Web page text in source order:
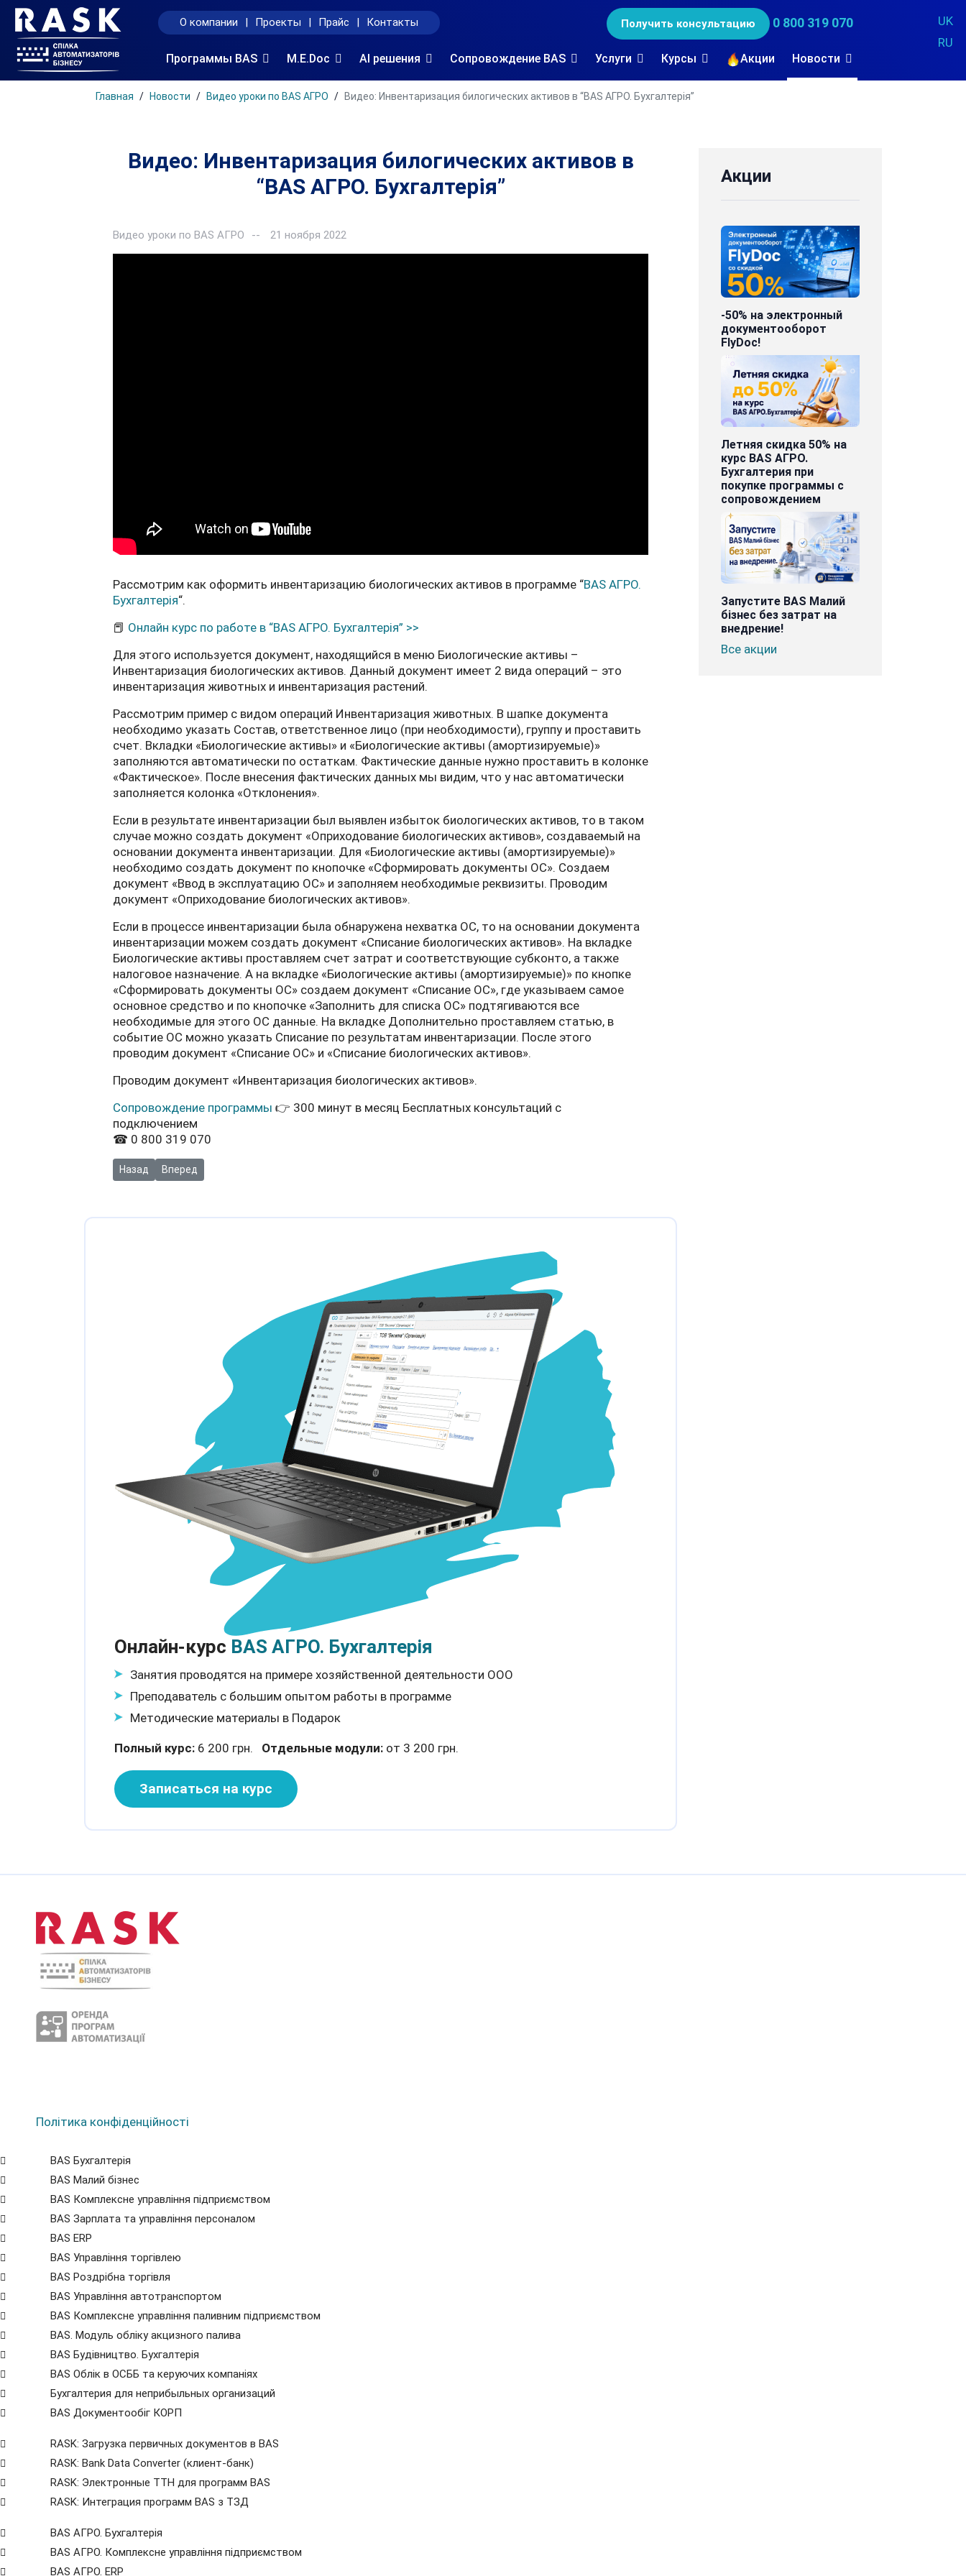
О компании | Проекты | Прайс | Контакты Получить консультацию 0 800 319 070
UK
RU
Программы BAS M.E.Doc AI решения Сопровождение BAS Услуги Курсы Акции Новости
Главная Новости Видео уроки по BAS АГРО Видео: Инвентаризация билогических активов в “BAS АГРО. Бухгалтерія”
Видео: Инвентаризация билогических активов в
“BAS АГРО. Бухгалтерія”
Видео уроки по BAS АГРО 21 ноября 2022
Рассмотрим как оформить инвентаризацию биологических активов в программе “BAS АГРО.
Бухгалтерія“.
📕 Онлайн курс по работе в “BAS АГРО. Бухгалтерія” >>
Для этого используется документ, находящийся в меню Биологические активы –
Инвентаризация биологических активов. Данный документ имеет 2 вида операций – это
инвентаризация животных и инвентаризация растений.
Рассмотрим пример с видом операций Инвентаризация животных. В шапке документа
необходимо указать Состав, ответственное лицо (при необходимости), группу и проставить
счет. Вкладки «Биологические активы» и «Биологические активы (амортизируемые)»
заполняются автоматически по остаткам. Фактические данные нужно проставить в колонке
«Фактическое». После внесения фактических данных мы видим, что у нас автоматически
заполняется колонка «Отклонения».
Если в результате инвентаризации был выявлен избыток биологических активов, то в таком
случае можно создать документ «Оприходование биологических активов», создаваемый на
основании документа инвентаризации. Для «Биологические активы (амортизируемые)»
необходимо создать документ по кнопочке «Сформировать документы ОС». Создаем
документ «Ввод в эксплуатацию ОС» и заполняем необходимые реквизиты. Проводим
документ «Оприходование биологических активов».
Если в процессе инвентаризации была обнаружена нехватка ОС, то на основании документа
инвентаризации можем создать документ «Списание биологических активов». На вкладке
Биологические активы проставляем счет затрат и соответствующие субконто, а также
налоговое назначение. А на вкладке «Биологические активы (амортизируемые)» по кнопке
«Сформировать документы ОС» создаем документ «Списание ОС», где указываем самое
основное средство и по кнопочке «Заполнить для списка ОС» подтягиваются все
необходимые для этого ОС данные. На вкладке Дополнительно проставляем статью, в
событие ОС можно указать Списание по результатам инвентаризации. После этого
проводим документ «Списание ОС» и «Списание биологических активов».
Проводим документ «Инвентаризация биологических активов».
Сопровождение программы 👉 300 минут в месяц Бесплатных консультаций с
подключением
☎ 0 800 319 070
Предыдущий: Видео: Определение себестоимости продукции, которая используется в собственном производстве в "BAS АГРО. Бухгалтерія"
Назад Следующий: Видео: Отражение операции передачи прав пайщика в "BAS АГРО. Бухгалтерія"
Вперед
Онлайн-курс BAS АГРО. Бухгалтерія
Занятия проводятся на примере хозяйственной деятельности ООО
Преподаватель с большим опытом работы в программе
Методические материалы в Подарок
Полный курс: 6 200 грн. Отдельные модули: от 3 200 грн.
Записаться на курс
Акции
-50% на электронный
документооборот
FlyDoc!
Летняя скидка 50% на
курс BAS АГРО.
Бухгалтерия при
покупке программы с
сопровождением
Запустите BAS Малий
бізнес без затрат на
внедрение!
Все акции
Політика конфіденційності
BAS Бухгалтерія
BAS Малий бізнес
BAS Комплексне управління підприємством
BAS Зарплата та управління персоналом
BAS ERP
BAS Управління торгівлею
BAS Роздрібна торгівля
BAS Управління автотранспортом
BAS Комплексне управління паливним підприємством
BAS. Модуль обліку акцизного палива
BAS Будівництво. Бухгалтерія
BAS Облік в ОСББ та керуючих компаніях
Бухгалтерия для неприбыльных организаций
BAS Документообіг КОРП
RASK: Загрузка первичных документов в BAS
RASK: Bank Data Сonverter (клиент-банк)
RASK: Электронные ТТН для программ BAS
RASK: Интеграция программ BAS з ТЗД
BAS АГРО. Бухгалтерія
BAS АГРО. Комплексне управління підприємством
BAS АГРО. ERP